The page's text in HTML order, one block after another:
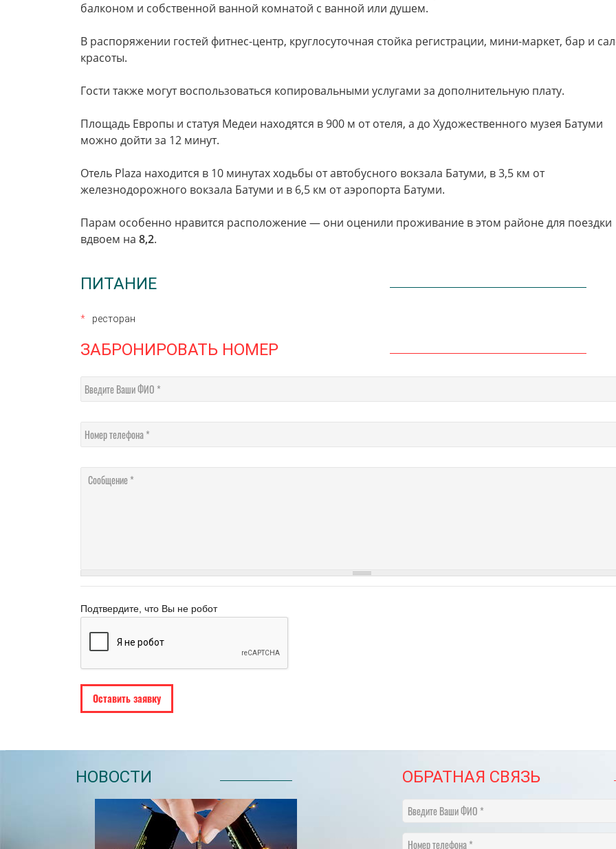
балконом и собственной ванной комнатой с ванной или душем.
В распоряжении гостей фитнес-центр, круглосуточная стойка регистрации, мини-маркет, бар и
красоты.
Гости также могут воспользоваться копировальными услугами за дополнительную плату.
Площадь Европы и статуя Медеи находятся в 900 м от отеля, а до Художественного музея Батуми
можно дойти за 12 минут.
Отель Plaza находится в 10 минутах ходьбы от автобусного вокзала Батуми, в 3,5 км от
железнодорожного вокзала Батуми и в 6,5 км от аэропорта Батуми.
Парам особенно нравится расположение — они оценили проживание в этом районе для поездки
вдвоем на 8,2.
ПИТАНИЕ
ресторан
ЗАБРОНИРОВАТЬ НОМЕР
Введите Ваши ФИО
Номер телефона
Сообщение
Подтвердите, что Вы не робот
НОВОСТИ ОБРАТНАЯ СВЯЗЬ
Введите Ваши ФИО
Номер телефона